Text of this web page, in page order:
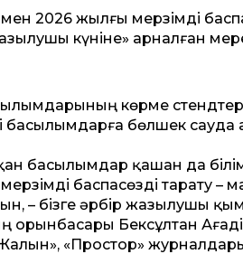
2026 жылғы мерзімді
күніне» арналған
көрме
басылымдарға бөлшек сауда
басылымдар қашан да
баспасөзді тарату –
– бізге әрбір жазылушы
орынбасары Бексұлтан
«Простор»